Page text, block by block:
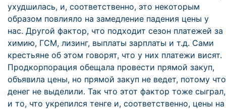
ухудшилась, и, соответственно, это некоторым
образом повлияло на замедление падения цены у
нас. Другой фактор, что подходит сезон платежей за
химию, ГСМ, лизинг, выплаты зарплаты и т.д. Сами
крестьяне об этом говорят, что у них платежи висят.
Продкорпорация обещала провести прямой закуп,
объявила цены, но прямой закуп не ведет, потому что
денег не выделили. Так что этот фактор тоже сыграл,
и то, что укрепился тенге и, соответственно, цены на